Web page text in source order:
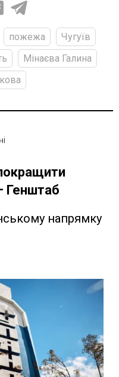
пожежа
Чугуїв
Мінаєва Галина
Генштаб
напрямку